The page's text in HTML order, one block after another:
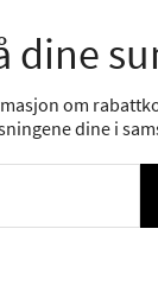
dine
om
dine i